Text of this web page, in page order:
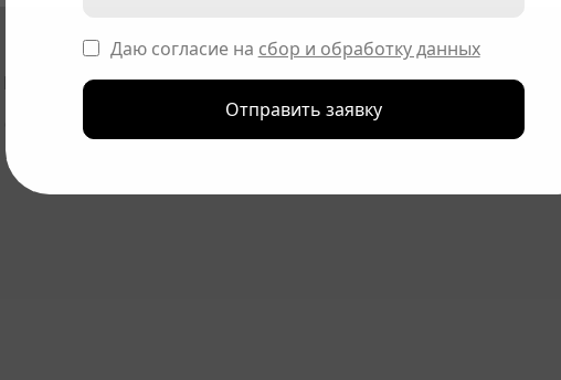
ИЕЛЕРІ ҮШІН
Пайдалану нұсқаулықтары және мультимедиа
АКЦИЯЛАР
ЖАҢАЛЫҚТАР
Даю согласие на сбор и обработку данных
Отправить заявку